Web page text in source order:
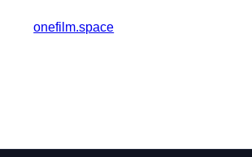
onefilm.space